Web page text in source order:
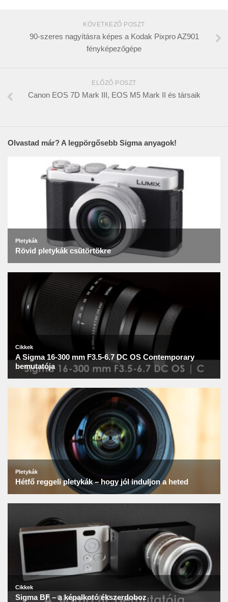
KÖVETKEZŐ POSZT
90-szeres nagyításra képes a Kodak Pixpro AZ901
fényképezőgépe
ELŐZŐ POSZT
Canon EOS 7D Mark III, EOS M5 Mark II és társaik
Olvastad már? A legpörgősebb Sigma anyagok!